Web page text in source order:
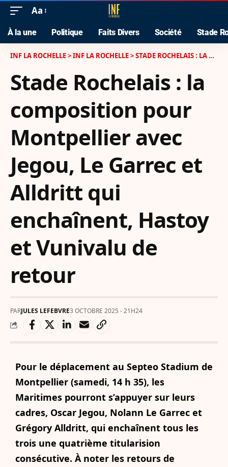
Aa
À la une Politique Faits Divers Société Stade
INF LA ROCHELLE>INF LA ROCHELLE>STADE ROCHELAIS : LA COMPOSITION POUR MONTPELLIER AVEC JEGOU, LE GARREC ET ALLDRITT QUI ENCHAÎNENT, HASTOY ET VUNIVALU DE RETOUR
Stade Rochelais : la
composition pour
Montpellier avec
Jegou, Le Garrec et
Alldritt qui
enchaînent, Hastoy
et Vunivalu de
retour
PARJULES LEFEBVRE3 OCTOBRE 2025 - 21H24
Pour le déplacement au Septeo Stadium de
Montpellier (samedi, 14 h 35), les
Maritimes pourront s’appuyer sur leurs
cadres, Oscar Jegou, Nolann Le Garrec et
Grégory Alldritt, qui enchaînent tous les
trois une quatrième titularision
consécutive. À noter les retours de